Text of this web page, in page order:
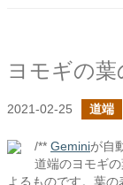
ヨモギの葉
2021-02-25 道端
/** Geminiが自
道端のヨモギ
よるものです。葉